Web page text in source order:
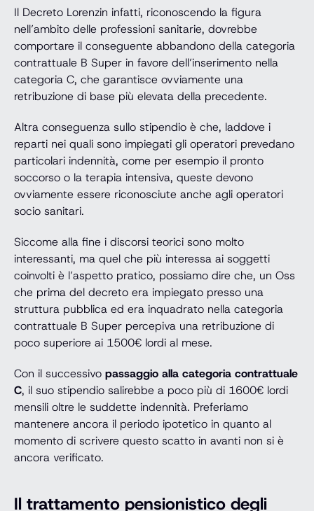
Il Decreto Lorenzin infatti, riconoscendo la figura
nell’ambito delle professioni sanitarie, dovrebbe
comportare il conseguente abbandono della categoria
contrattuale B Super in favore dell’inserimento nella
categoria C, che garantisce ovviamente una
retribuzione di base più elevata della precedente.
Altra conseguenza sullo stipendio è che, laddove i
reparti nei quali sono impiegati gli operatori prevedano
particolari indennità, come per esempio il pronto
soccorso o la terapia intensiva, queste devono
ovviamente essere riconosciute anche agli operatori
socio sanitari.
Siccome alla fine i discorsi teorici sono molto
interessanti, ma quel che più interessa ai soggetti
coinvolti è l’aspetto pratico, possiamo dire che, un Oss
che prima del decreto era impiegato presso una
struttura pubblica ed era inquadrato nella categoria
contrattuale B Super percepiva una retribuzione di
poco superiore ai 1500€ lordi al mese.
Con il successivo passaggio alla categoria contrattuale
C, il suo stipendio salirebbe a poco più di 1600€ lordi
mensili oltre le suddette indennità. Preferiamo
mantenere ancora il periodo ipotetico in quanto al
momento di scrivere questo scatto in avanti non si è
ancora verificato.
Il trattamento pensionistico degli